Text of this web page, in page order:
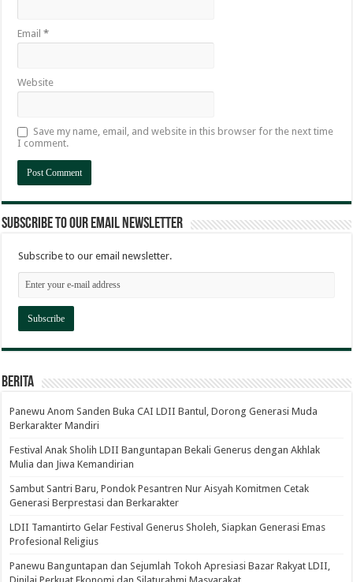
Email*
Website
Save my name, email, and website in this browser for the next time
I comment.
Subscribe to our email newsletter
Subscribe to our email newsletter.
Berita
Panewu Anom Sanden Buka CAI LDII Bantul, Dorong Generasi Muda
Berkarakter Mandiri
Festival Anak Sholih LDII Banguntapan Bekali Generus dengan Akhlak
Mulia dan Jiwa Kemandirian
Sambut Santri Baru, Pondok Pesantren Nur Aisyah Komitmen Cetak
Generasi Berprestasi dan Berkarakter
LDII Tamantirto Gelar Festival Generus Sholeh, Siapkan Generasi Emas
Profesional Religius
Panewu Banguntapan dan Sejumlah Tokoh Apresiasi Bazar Rakyat LDII,